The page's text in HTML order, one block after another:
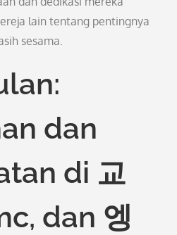
lain tentang pentingnya
sesama.
dan
di 교
dan 엥